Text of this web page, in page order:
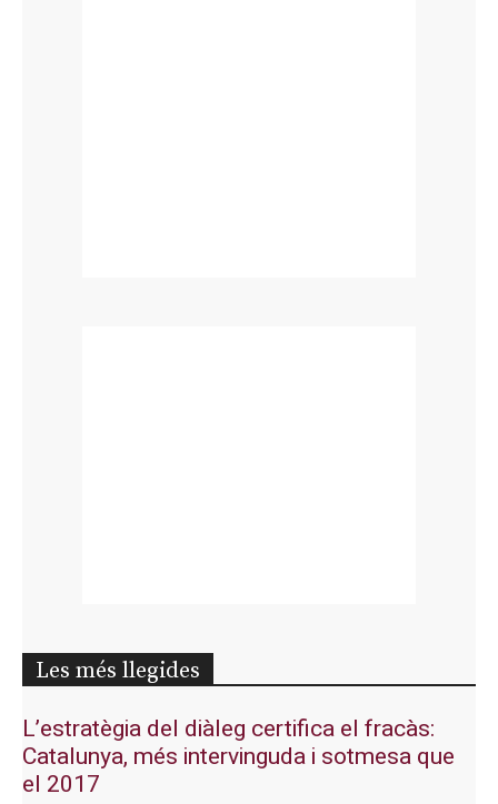
Les més llegides
L’estratègia del diàleg certifica el fracàs:
Catalunya, més intervinguda i sotmesa que
el 2017